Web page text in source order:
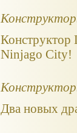
Конструктор
Ninjago City!
Два новых